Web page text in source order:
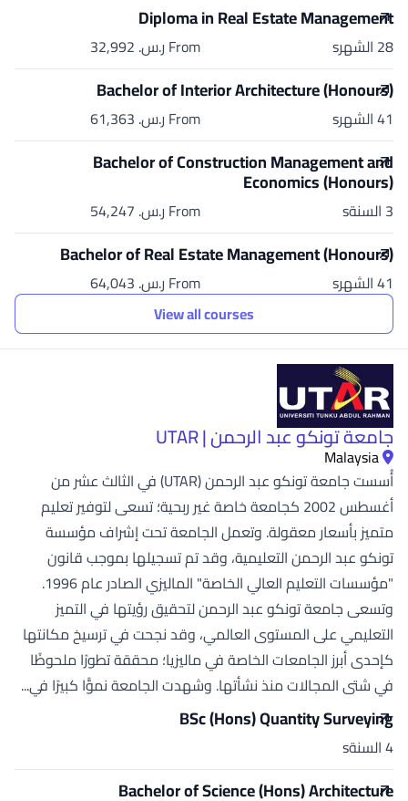
Diploma in Real Estate Management
28 الشهرs From ر.س.‏ 32,992
Bachelor of Interior Architecture (Honours)
41 الشهرs From ر.س.‏ 61,363
Bachelor of Construction Management and
Economics (Honours)
3 السنةs From ر.س.‏ 54,247
Bachelor of Real Estate Management (Honours)
41 الشهرs
From ر.س.‏ 64,043
View all courses
جامعة تونكو عبد الرحمن | UTAR
Malaysia
أُسست جامعة تونكو عبد الرحمن (UTAR) في الثالث عشر من
أغسطس 2002 كجامعة خاصة غير ربحية؛ تسعى لتوفير تعليم
متميز بأسعار معقولة. وتعمل الجامعة تحت إشراف مؤسسة
تونكو عبد الرحمن التعليمية، وقد تم تسجيلها بموجب قانون
"مؤسسات التعليم العالي الخاصة" الماليزي الصادر عام 1996.
وتسعى جامعة تونكو عبد الرحمن لتحقيق رؤيتها في التميز
التعليمي على المستوى العالمي، وقد نجحت في ترسيخ مكانتها
كإحدى أبرز الجامعات الخاصة في ماليزيا؛ محققة تطورًا ملحوظًا
في شتى المجالات منذ نشأتها. وشهدت الجامعة نموًّا كبيرًا في...
BSc (Hons) Quantity Surveying
4 السنةs
Bachelor of Science (Hons) Architecture